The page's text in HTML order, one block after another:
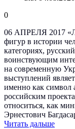
0
06 АПРЕЛЯ 2017
фигур в истории
категориях,
воинствующим
на современную
выступлений
именно как символ
российским
относиться, как
Эрнестович
Читать дальше